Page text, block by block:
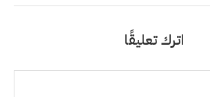
اترك تعليقًا